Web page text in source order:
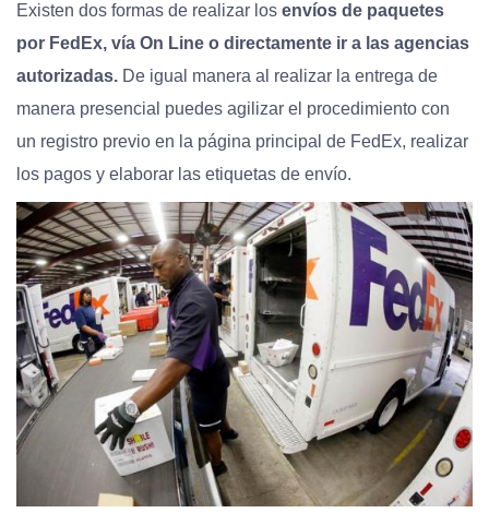
Existen dos formas de realizar los envíos de paquetes
por FedEx, vía On Line o directamente ir a las agencias
autorizadas. De igual manera al realizar la entrega de
manera presencial puedes agilizar el procedimiento con
un registro previo en la página principal de FedEx, realizar
los pagos y elaborar las etiquetas de envío.